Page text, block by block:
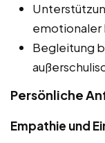
emotionaler
Begleitung
Persönliche
Empathie und